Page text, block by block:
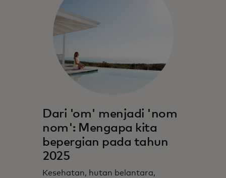
Dari 'om' menjadi 'nom
nom': Mengapa kita
bepergian pada tahun
2025
Kesehatan, hutan belantara,